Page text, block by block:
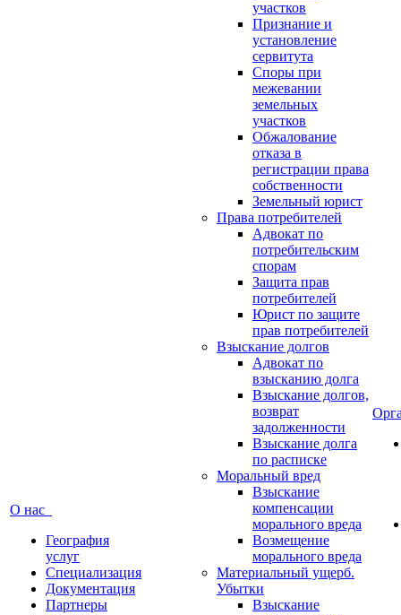
О нас
География
услуг
Специализация
Документация
Партнеры
участков
Признание и
установление
сервитута
Споры при
межевании
земельных
участков
Обжалование
отказа в
регистрации права
собственности
Земельный юрист
Права потребителей
Адвокат по
потребительским
спорам
Защита прав
потребителей
Юрист по защите
прав потребителей
Взыскание долгов
Адвокат по
взысканию долга
Взыскание долгов,
возврат
задолженности
Взыскание долга
по расписке
Моральный вред
Взыскание
компенсации
морального вреда
Возмещение
морального вреда
Материальный ущерб.
Убытки
Взыскание